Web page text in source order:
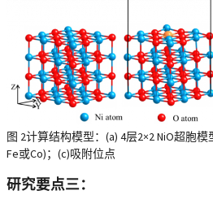
图 2计算结构模型：(a) 4层2×2 NiO超胞模
Fe或Co)；(c)吸附位点
研究要点三：